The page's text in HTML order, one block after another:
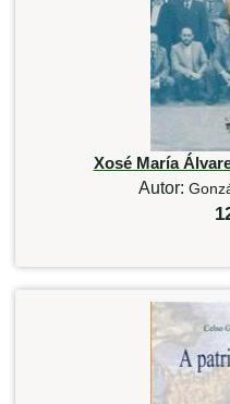
Xosé María
Autor: